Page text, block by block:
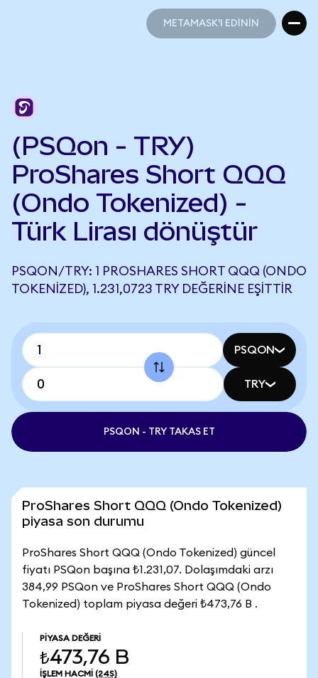
METAMASK'I EDİNİN
(PSQon - TRY)
ProShares Short QQQ
(Ondo Tokenized) -
Türk Lirası dönüştür
PSQON/TRY: 1 PROSHARES SHORT QQQ (ONDO
TOKENIZED), 1.231,0723 TRY DEĞERINE EŞITTIR
PSQON
TRY
PSQON - TRY TAKAS ET
ProShares Short QQQ (Ondo Tokenized)
piyasa son durumu
ProShares Short QQQ (Ondo Tokenized) güncel
fiyatı PSQon başına ₺1.231,07. Dolaşımdaki arzı
384,99 PSQon ve ProShares Short QQQ (Ondo
Tokenized) toplam piyasa değeri ₺473,76 B .
PIYASA DEĞERI
₺473,76 B
İŞLEM HACMI (24S)